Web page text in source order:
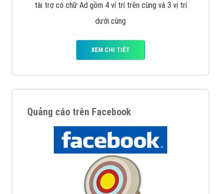
tài trợ có chữ Ad gồm 4 ví trí trên cùng và 3 vị trí
dưới cùng
XEM CHI TIẾT
Quảng cáo trên Facebook